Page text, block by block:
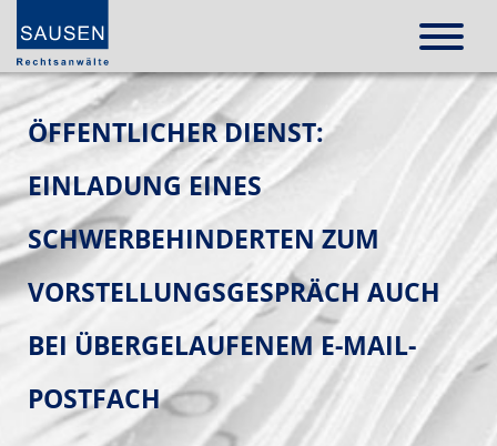
ÖFFENTLICHER DIENST:
EINLADUNG EINES
SCHWERBEHINDERTEN ZUM
VORSTELLUNGSGESPRÄCH AUCH
BEI ÜBERGELAUFENEM E-MAIL-
POSTFACH